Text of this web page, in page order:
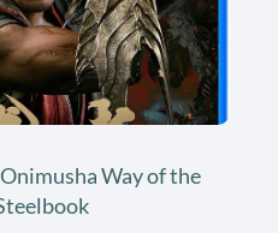
Way of the